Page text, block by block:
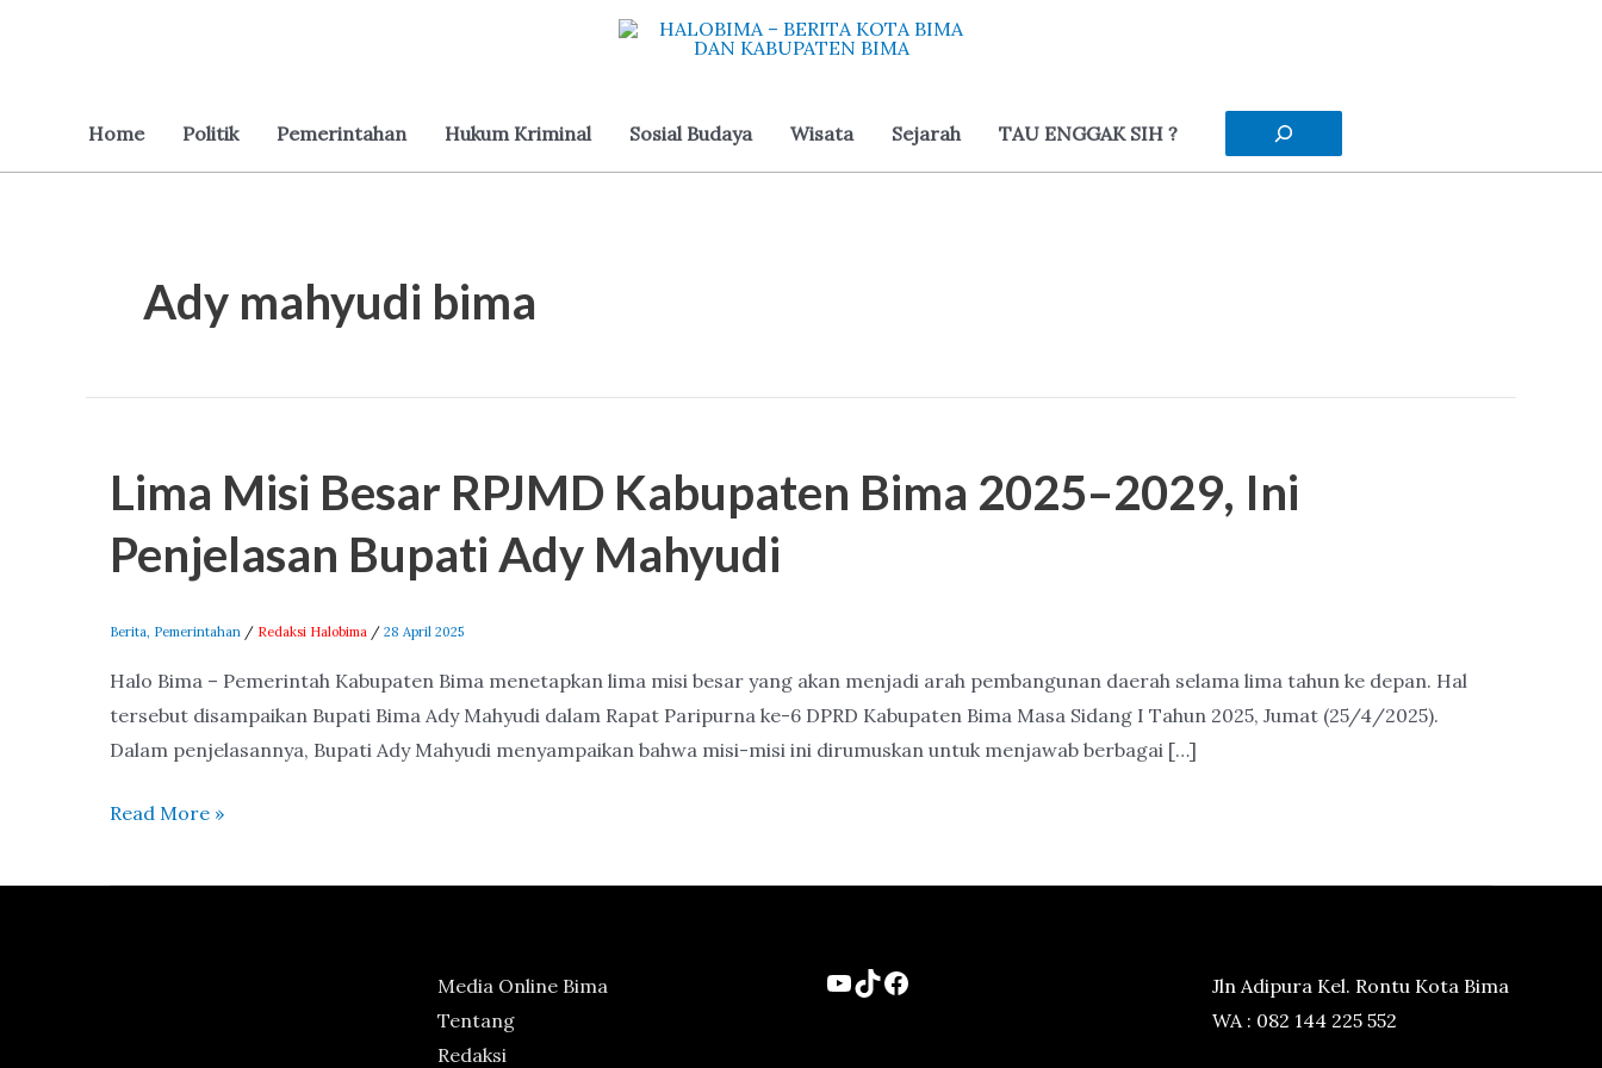
Home Politik Pemerintahan Hukum Kriminal Sosial Budaya Wisata Sejarah TAU ENGGAK SIH ?
Ady mahyudi bima
Lima Misi Besar RPJMD Kabupaten Bima 2025–2029, Ini
Penjelasan Bupati Ady Mahyudi
Berita, Pemerintahan / Redaksi Halobima / 28 April 2025
Halo Bima – Pemerintah Kabupaten Bima menetapkan lima misi besar yang akan menjadi arah pembangunan daerah selama lima tahun ke depan. Hal
tersebut disampaikan Bupati Bima Ady Mahyudi dalam Rapat Paripurna ke-6 DPRD Kabupaten Bima Masa Sidang I Tahun 2025, Jumat (25/4/2025).
Dalam penjelasannya, Bupati Ady Mahyudi menyampaikan bahwa misi-misi ini dirumuskan untuk menjawab berbagai […]
Besar
RPJMD
Kabupaten
2025–
Ini
Penjelasan
Bupati
Read More »
Media Online Bima
Tentang
Redaksi
YouTube
TikTok
Facebook
Jln Adipura Kel. Rontu Kota Bima
WA : 082 144 225 552